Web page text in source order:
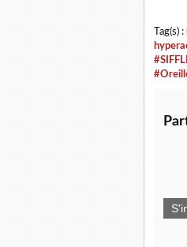
Tag(s) :